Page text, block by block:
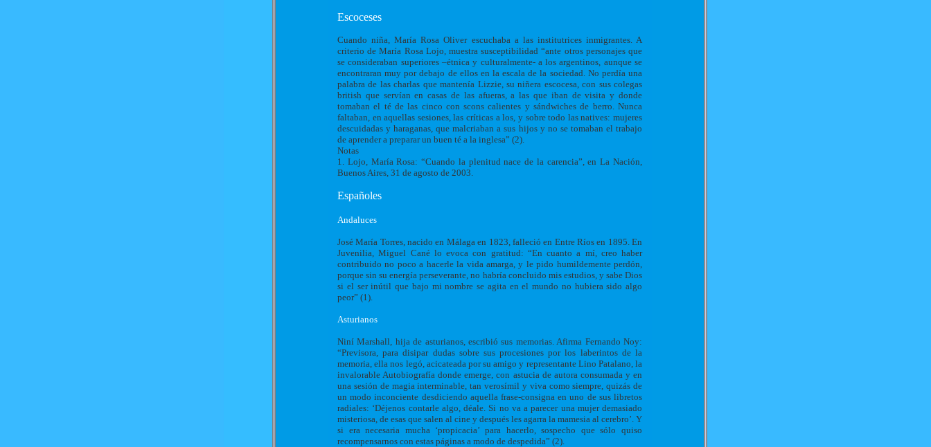
Escoceses
Cuando niña, María Rosa Oliver escuchaba a las institutrices inmigrantes. A
criterio de María Rosa Lojo, muestra susceptibilidad “ante otros personajes que
se consideraban superiores –étnica y culturalmente- a los argentinos, aunque se
encontraran muy por debajo de ellos en la escala de la sociedad. No perdía una
palabra de las charlas que mantenía Lizzie, su niñera escocesa, con sus colegas
british que servían en casas de las afueras, a las que iban de visita y donde
tomaban el té de las cinco con scons calientes y sándwiches de berro. Nunca
faltaban, en aquellas sesiones, las críticas a los, y sobre todo las natives: mujeres
descuidadas y haraganas, que malcriaban a sus hijos y no se tomaban el trabajo
de aprender a preparar un buen té a la inglesa” (2).
Notas
1. Lojo, María Rosa: “Cuando la plenitud nace de la carencia”, en La Nación,
Buenos Aires, 31 de agosto de 2003.
Españoles
Andaluces
JoséMaría Torres, nacido en Málaga en 1823, falleció en Entre Ríos en 1895. En
Juvenilia, Miguel Cané lo evoca con gratitud: “En cuanto a mí, creo haber
contribuido no poco a hacerle la vida amarga, y le pido humildemente perdón,
porque sin su energía perseverante, no habría concluido mis estudios, y sabe Dios
si el ser inútil que bajo mi nombre se agita en el mundo no hubiera sido algo
peor” (1).
Asturianos
Niní Marshall, hija de asturianos, escribió sus memorias. Afirma Fernando Noy:
“Previsora, para disipar dudas sobre sus procesiones por los laberintos de la
memoria, ella nos legó, acicateada por su amigo y representante Lino Patalano, la
invalorable Autobiografía donde emerge, con astucia de autora consumada y en
una sesión de magia interminable, tan verosímil y viva como siempre, quizás de
un modo inconciente desdiciendo aquella frase-consigna en uno de sus libretos
radiales: ‘Déjenos contarle algo, déale. Si no va a parecer una mujer demasiado
misteriosa, de esas que salen al cine y después les agarra la mamesia al cerebro’. Y
si era necesaria mucha ‘propicacia’ para hacerlo, sospecho que sólo quiso
recompensarnos con estas páginas a modo de despedida” (2).